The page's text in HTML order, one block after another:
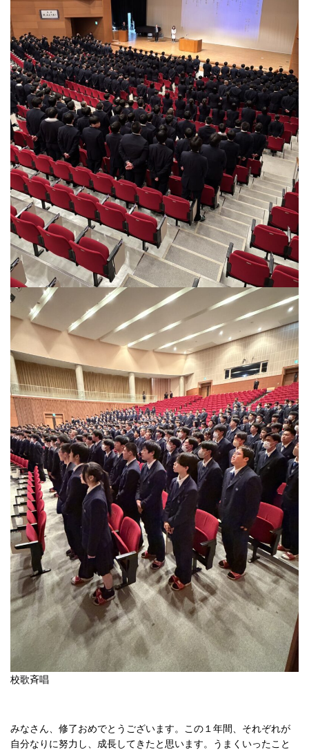
校歌斉唱
みなさん、修了おめでとうございます。この１年間、それぞれが
自分なりに努力し、成長してきたと思います。うまくいったこと